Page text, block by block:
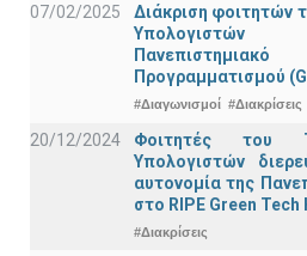
07/02/2025
Διάκριση φοιτητών
Υπολογιστών
Προγραμματισμού
#Διαγωνισμοί #Διακρίσεις
20/12/2024
Φοιτητές του
Υπολογιστών
αυτονομία της
στο RIPE Green
#Διακρίσεις